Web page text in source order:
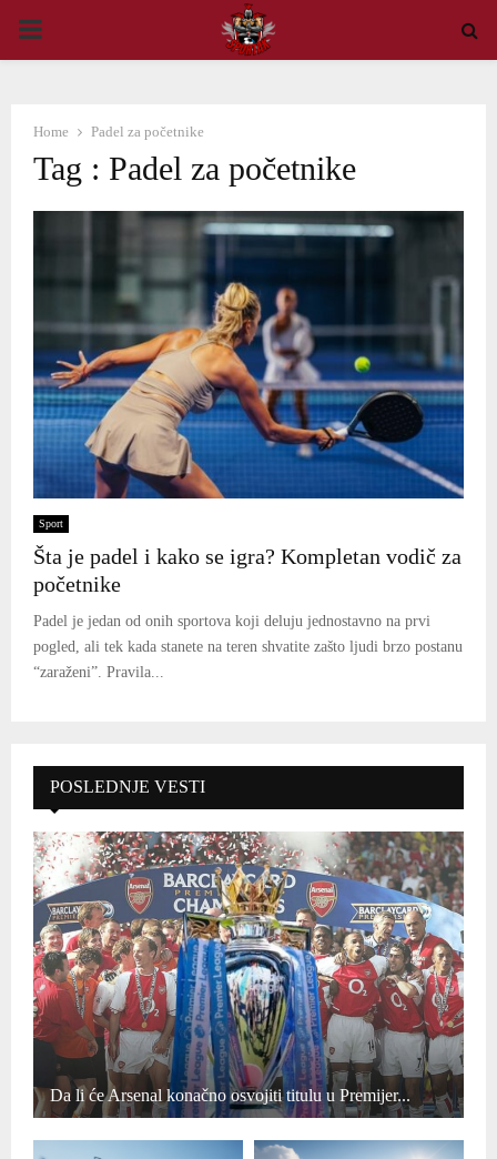
PRIMARY
Home Padel za početnike
Tag : Padel za početnike
Sport
Šta je padel i kako se igra? Kompletan vodič za
početnike
Padel je jedan od onih sportova koji deluju jednostavno na prvi
pogled, ali tek kada stanete na teren shvatite zašto ljudi brzo postanu
“zaraženi”. Pravila...
POSLEDNJE VESTI
Da li će Arsenal konačno osvojiti titulu u Premijer...